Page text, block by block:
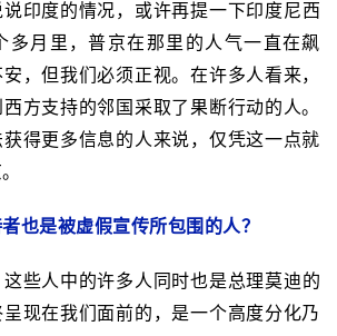
印度的情况，或许再提一下印度尼西
多月里，普京在那里的人气一直在飙
，但我们必须正视。在许多人看来，
方支持的邻国采取了果断行动的人。
得更多信息的人来说，仅凭这一点就
也是被虚假宣传所包围的人？
些人中的许多人同时也是总理莫迪的
现在我们面前的，是一个高度分化乃